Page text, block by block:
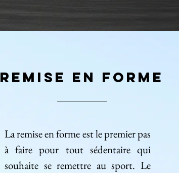
remise en forme
La remise en forme est le premier pas
à faire pour tout sédentaire qui
souhaite se remettre au sport. Le